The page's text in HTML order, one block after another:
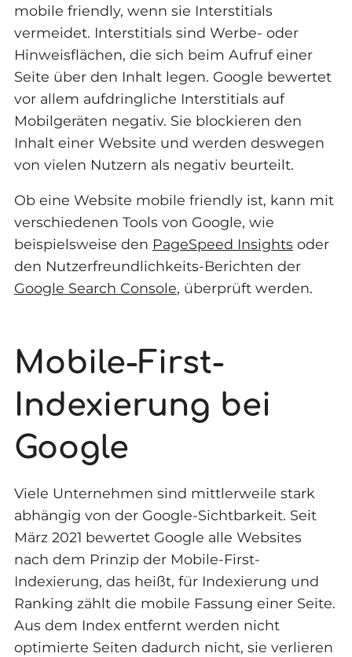
mobile friendly, wenn sie Interstitials
vermeidet. Interstitials sind Werbe- oder
Hinweisflächen, die sich beim Aufruf einer
Seite über den Inhalt legen. Google bewertet
vor allem aufdringliche Interstitials auf
Mobilgeräten negativ. Sie blockieren den
Inhalt einer Website und werden deswegen
von vielen Nutzern als negativ beurteilt.
Ob eine Website mobile friendly ist, kann mit
verschiedenen Tools von Google, wie
beispielsweise den PageSpeed Insights oder
den Nutzerfreundlichkeits-Berichten der
Google Search Console, überprüft werden.
Mobile-First-
Indexierung bei
Google
Viele Unternehmen sind mittlerweile stark
abhängig von der Google-Sichtbarkeit. Seit
März 2021 bewertet Google alle Websites
nach dem Prinzip der Mobile-First-
Indexierung, das heißt, für Indexierung und
Ranking zählt die mobile Fassung einer Seite.
Aus dem Index entfernt werden nicht
optimierte Seiten dadurch nicht, sie verlieren